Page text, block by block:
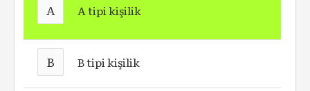
A A tipi kişilik
B B tipi kişilik